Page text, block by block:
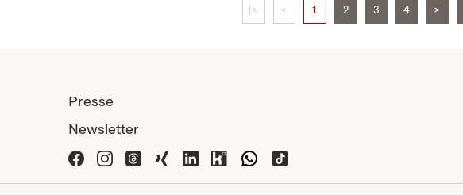
|< < 1 2 3 4 >
Presse
Newsletter